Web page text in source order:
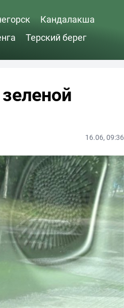
Кандалакша
Терский берег
16.06, 09:36